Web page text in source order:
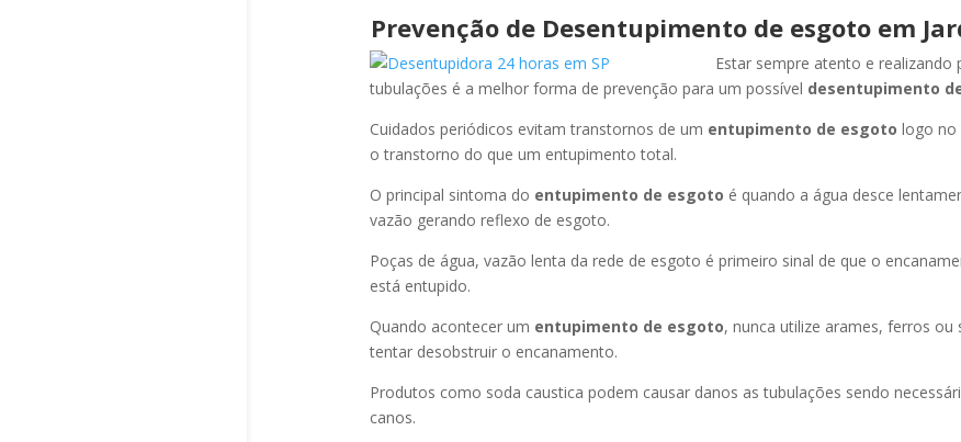
Prevenção de Desentupimento de esgoto em
Estar sempre atento e realizando
tubulações é a melhor forma de prevenção para um possível desentupimento
Cuidados periódicos evitam transtornos de um entupimento de esgoto logo no
o transtorno do que um entupimento total.
O principal sintoma do entupimento de esgoto é quando a água desce
vazão gerando reflexo de esgoto.
Poças de água, vazão lenta da rede de esgoto é primeiro sinal de que o
está entupido.
Quando acontecer um entupimento de esgoto, nunca utilize arames, ferros ou
tentar desobstruir o encanamento.
Produtos como soda caustica podem causar danos as tubulações sendo
canos.